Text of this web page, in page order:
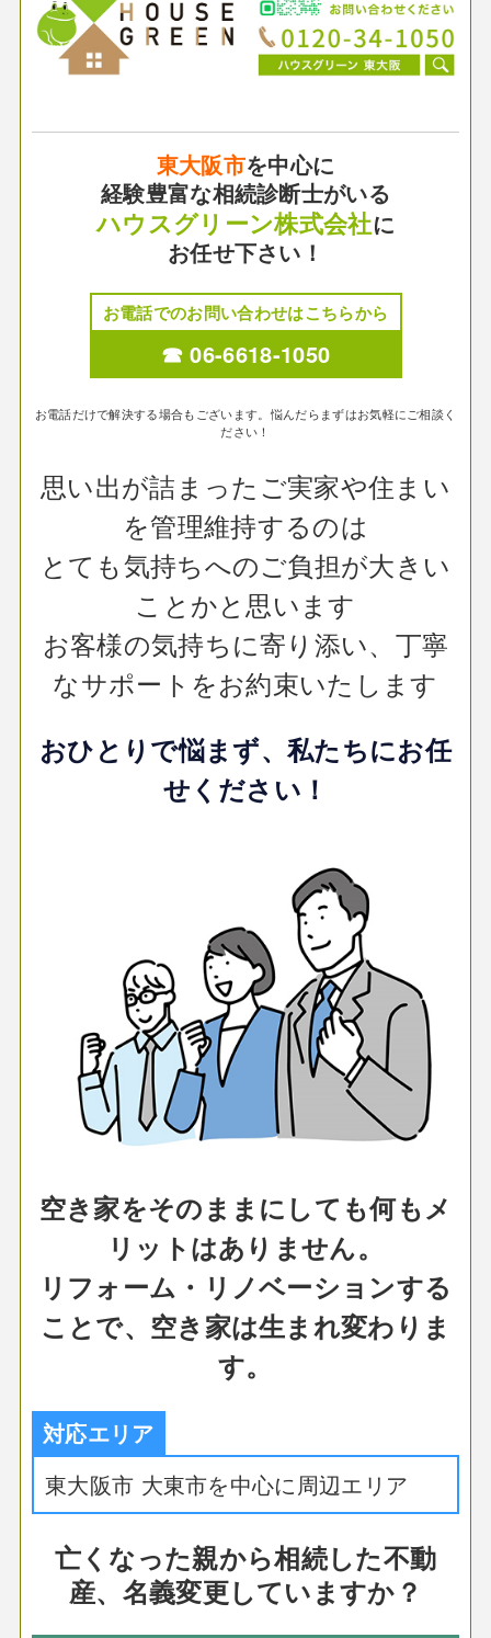
東大阪市を中心に
経験豊富な相続診断士がいる
ハウスグリーン株式会社に
お任せ下さい！
お電話でのお問い合わせはこちらから
☎ 06-6618-1050
お電話だけで解決する場合もございます。悩んだらまずはお気軽にご相談く
ださい！
思い出が詰まったご実家や住まい
を管理維持するのは
とても気持ちへのご負担が大きい
ことかと思います
お客様の気持ちに寄り添い、丁寧
なサポートをお約束いたします
おひとりで悩まず、私たちにお任
せください！
空き家をそのままにしても何もメ
リットはありません。
リフォーム・リノベーションする
ことで、空き家は生まれ変わりま
す。
対応エリア
東大阪市 大東市を中心に周辺エリア
亡くなった親から相続した不動
産、名義変更していますか？